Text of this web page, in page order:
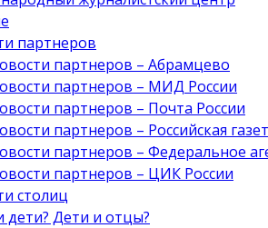
партнеров
партнеров – Абрамцево
партнеров – МИД России
партнеров – Почта России
партнеров – Российская
партнеров – Федеральное
партнеров – ЦИК России
столиц
дети? Дети и отцы?